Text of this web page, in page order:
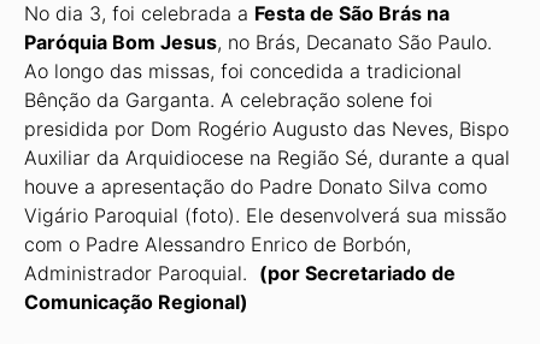
No dia 3, foi celebrada a Festa de São Brás na
Paróquia Bom Jesus, no Brás, Decanato São Paulo.
Ao longo das missas, foi concedida a tradicional
Bênção da Garganta. A cele­bração solene foi
presidida por Dom Rogério Augusto das Neves, Bispo
Auxiliar da Arqui­diocese na Região Sé, durante a qual
houve a apresentação do Padre Donato Silva como
Vigário Paroquial (foto). Ele desenvolverá sua missão
com o Padre Alessandro Enrico de Borbón,
Administrador Paroquial. (por Secretariado de
Comunicação Regional)